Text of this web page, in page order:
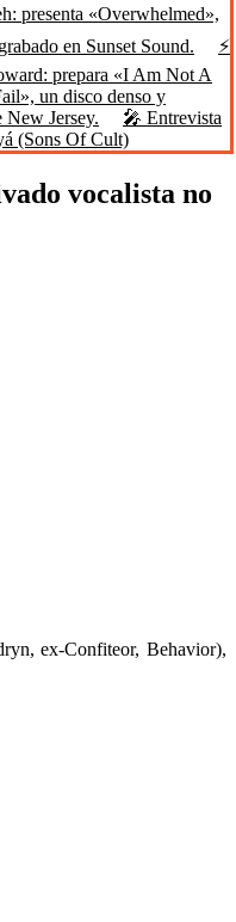
presenta «Overwhelmed»,
en Sunset Sound.
⚡
prepara «I Am Not A
un disco denso y
New Jersey.
🎤 Entrevista
(Sons Of Cult)
vocalista no
ex-Confiteor, Behavior),